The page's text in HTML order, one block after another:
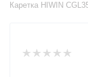
Каретка HIWIN